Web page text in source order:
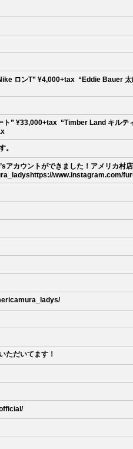
ㅤㅤㅤㅤㅤㅤㅤㅤ “Nike ロンT” ¥4,000+tax ㅤㅤㅤㅤㅤㅤㅤㅤㅤ
ト” ¥33,000+tax ㅤㅤㅤㅤㅤㅤㅤㅤㅤㅤㅤㅤㅤ “Timber
。
ウントができました！アメリカ村
www.instagram.com/
ただいてます！